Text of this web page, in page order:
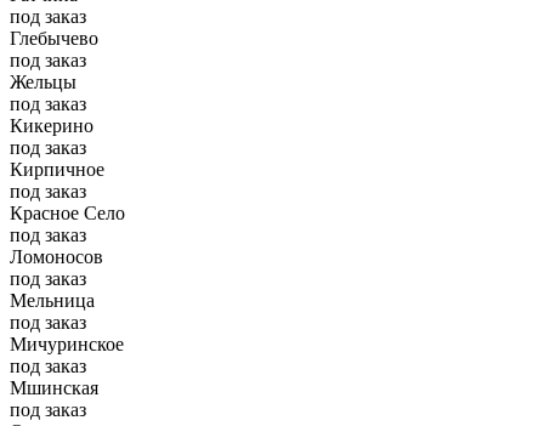
под заказ
Глебычево
под заказ
Жельцы
под заказ
Кикерино
под заказ
Кирпичное
под заказ
Красное Село
под заказ
Ломоносов
под заказ
Мельница
под заказ
Мичуринское
под заказ
Мшинская
под заказ